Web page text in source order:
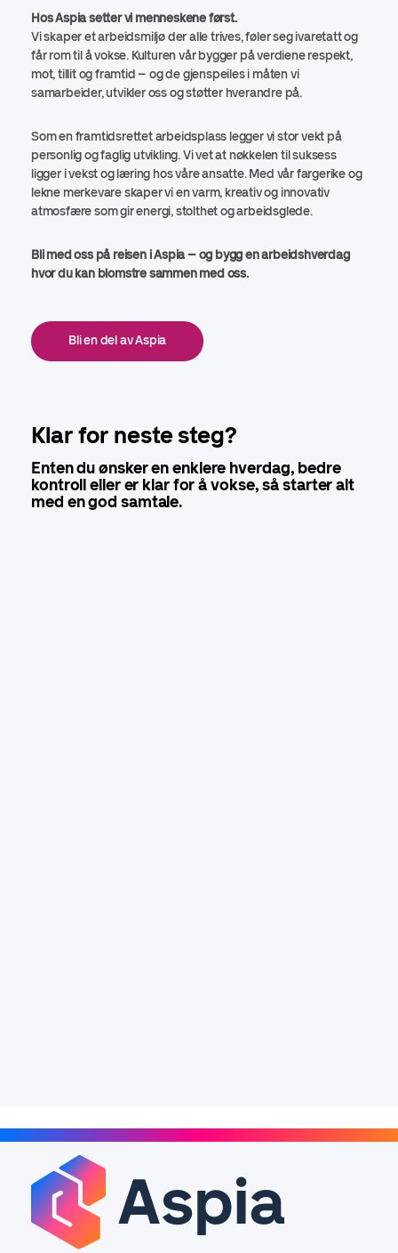
Hos Aspia setter vi menneskene først.
Vi skaper et arbeidsmiljø der alle trives, føler seg ivaretatt og
får rom til å vokse. Kulturen vår bygger på verdiene respekt,
mot, tillit og framtid – og de gjenspeiles i måten vi
samarbeider, utvikler oss og støtter hverandre på.
Som en framtidsrettet arbeidsplass legger vi stor vekt på
personlig og faglig utvikling. Vi vet at nøkkelen til suksess
ligger i vekst og læring hos våre ansatte. Med vår fargerike og
lekne merkevare skaper vi en varm, kreativ og innovativ
atmosfære som gir energi, stolthet og arbeidsglede.
Bli med oss på reisen i Aspia – og bygg en arbeidshverdag
hvor du kan blomstre sammen med oss.
Bli en del av Aspia
Klar for neste steg?
Enten du ønsker en enklere hverdag, bedre
kontroll eller er klar for å vokse, så starter alt
med en god samtale.